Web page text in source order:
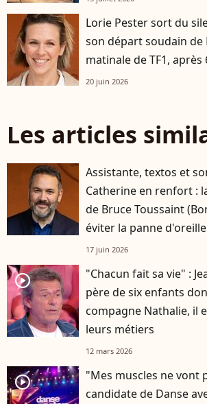
Lorie Pester sort du
son départ soudain de
matinale de TF1,
20 juin 2026
Les articles
Assistante, textos et
Catherine en renfort :
de Bruce Toussaint
éviter la panne
17 juin 2026
player2
"Chacun fait sa vie" :
père de six enfants
compagne Nathalie, il
leurs métiers
12 mars 2026
player2
"Mes muscles ne vont
candidate de Danse